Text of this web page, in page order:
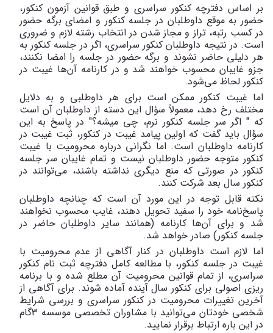
بر اساس دفترچه کنکور سراسری و طبق قوانین آزمون کنکور،
حضور به موقع داوطلبان در جلسه کنکور و امضای برگه حضور
در کسب رتبه، تراز و مجاز شدن در انتخاب رشته لازم و ضروری
است. در نتیجه داوطلبان کنکور سراسری، اگر در جلسه کنکور به
هر دلیلی حاضر نشوند و برگه حضور در جلسه را امضا نکنند،
جزو غایبان محسوب خواهند شد و در کارنامه آن‌ها غیبت در
کنکور لحاظ می‌شود.
اما غیبت کنکور ممکن است برای هر داوطلبی و به دلایل
مختلف رخ دهد، معمولاً سؤال این دسته از داوطلبان آن است
که " اگر سر جلسه کنکور نرم، چی میشه؟" در پاسخ به این
سؤال باید گفت که اولین پیامد غیبت در کنکور، ثبت غیبت در
کارنامه داوطلبان است. اما نگرانی درباره محرومیت با غیبت
کنکور متوجه حضور داوطلبان نیست و تمام غایبان سر جلسه
کنکور در صورتی که منع دیگری نداشته باشند، می‌توانند در
کنکور سال بعد شرکت کنند.
نکته قابل توجه در این مورد آن است که چنانچه داوطلبان
پاسخ‌نامه خود را سفید تحویل دهند، غایب محسوب نخواهند
شد و برای آن‌ها کارنامه (همانند سایر داوطلبان حاضر در
جلسه کنکور) صادر خواهد شد.
اما لازم است داوطلبان در کنار آگاهی از عدم محرومیت با
غیبت در جلسه کنکور، با مطالعه کامل دفترچه ثبت نام کنکور
سراسری، از تمام قوانین محرومیت آن مطلع شده و با برنامه
ریزی اصولی برای کنکور سال آینده آماده شوند. برای آگاهی از
آخرین تغییرات محرومیت در کنکور سراسری و بررسی شرایط
شخصی خودتان می‌توانید با مشاوران تخصصی موسسه 3گام
در این باره ارتباط برقرار نمایید.